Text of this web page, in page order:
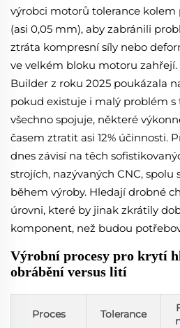
výrobci motorů tolerance
(asi 0,05 mm), aby zabránili
ztráta kompresní síly nebo
ve velkém bloku motoru
Builder z roku 2025 poukázala
pokud existuje i malý problém s
všechno spojuje, některé
časem ztratit asi 12% účinnosti.
dnes závisí na těch
strojích, nazývaných CNC,
během výroby. Hledají drobné
úrovni, které by jinak zkrátily
komponent, než budou
Výrobní procesy pro krytí
obrábění versus lití
Proces Tolerance